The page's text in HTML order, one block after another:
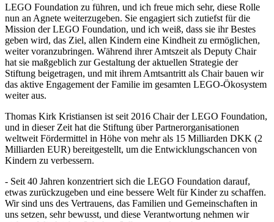
LEGO Foundation zu führen, und ich freue mich sehr, diese Rolle
nun an Agnete weiterzugeben. Sie engagiert sich zutiefst für die
Mission der LEGO Foundation, und ich weiß, dass sie ihr Bestes
geben wird, das Ziel, allen Kindern eine Kindheit zu ermöglichen,
weiter voranzubringen. Während ihrer Amtszeit als Deputy Chair
hat sie maßgeblich zur Gestaltung der aktuellen Strategie der
Stiftung beigetragen, und mit ihrem Amtsantritt als Chair bauen wir
das aktive Engagement der Familie im gesamten LEGO-Ökosystem
weiter aus.
Thomas Kirk Kristiansen ist seit 2016 Chair der LEGO Foundation,
und in dieser Zeit hat die Stiftung über Partnerorganisationen
weltweit Fördermittel in Höhe von mehr als 15 Milliarden DKK (2
Milliarden EUR) bereitgestellt, um die Entwicklungschancen von
Kindern zu verbessern.
- Seit 40 Jahren konzentriert sich die LEGO Foundation darauf,
etwas zurückzugeben und eine bessere Welt für Kinder zu schaffen.
Wir sind uns des Vertrauens, das Familien und Gemeinschaften in
uns setzen, sehr bewusst, und diese Verantwortung nehmen wir